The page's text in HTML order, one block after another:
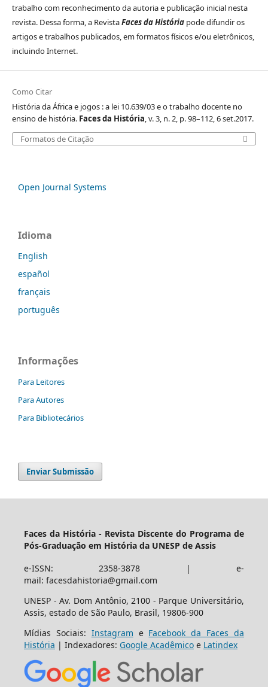
trabalho com reconhecimento da autoria e publicação inicial nesta
revista. Dessa forma, a RevistaFaces da Históriapode difundir os
artigos e trabalhos publicados, em formatos físicos e/ou eletrônicos,
incluindo Internet.
Como Citar
História da África e jogos : a lei 10.639/03 e o trabalho docente no
ensino de história. Faces da História, v. 3, n. 2, p. 98–112, 6 set.2017.
Formatos de Citação
Open Journal Systems
Idioma
English
español
français
português
Informações
Para Leitores
Para Autores
Para Bibliotecários
Enviar Submissão
Faces da História - Revista Discente do Programa de
Pós-Graduação em História da UNESP de Assis
e-ISSN: 2358-3878 | e-
mail: facesdahistoria@gmail.com
UNESP - Av. Dom Antônio, 2100 - Parque Universitário,
Assis, estado de São Paulo, Brasil, 19806-900
Mídias Sociais: Instagram e Facebook da Faces da
História | Indexadores: Google Acadêmicoe Latindex